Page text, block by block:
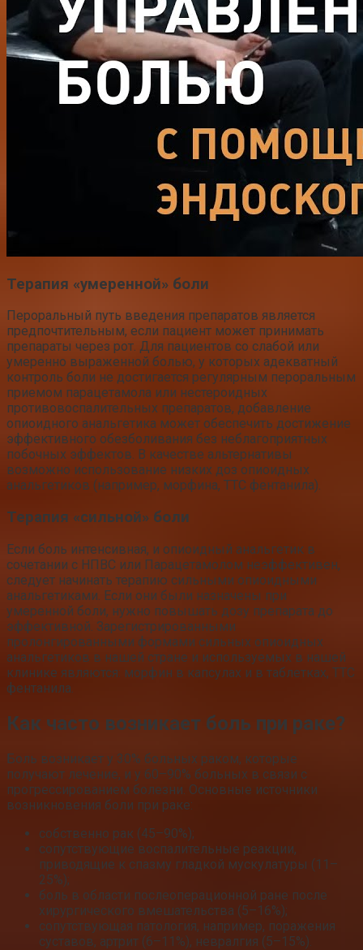
Терапия «умеренной» боли
Пероральный путь введения препаратов является
предпочтительным, если пациент может принимать
препараты через рот. Для пациентов со слабой или
умеренно выраженной болью, у которых адекватный
контроль боли не достигается регулярным пероральным
приемом парацетамола или нестероидных
противовоспалительных препаратов, добавление
опиоидного анальгетика может обеспечить достижение
эффективного обезболивания без неблагоприятных
побочных эффектов. В качестве альтернативы
возможно использование низких доз опиоидных
анальгетиков (например, морфина, ТТС фентанила).
Терапия «сильной» боли
Если боль интенсивная, и опиоидный анальгетик в
сочетании с НПВС или Парацетамолом неэффективен,
следует начинать терапию сильными опиоидными
анальгетиками. Если они были назначены при
умеренной боли, нужно повышать дозу препарата до
эффективной. Зарегистрированными
пролонгированными формами сильных опиоидных
анальгетиков в нашей стране и используемых в нашей
клинике являются: морфин в капсулах и в таблетках, ТТС
фентанила.
Как часто возникает боль при раке?
Боль возникает у 30% больных раком, которые
получают лечение, и у 60–90% больных в связи с
прогрессированием болезни. Основные источники
возникновения боли при раке:
собственно рак (45–90%);
сопутствующие воспалительные реакции,
приводящие к спазму гладкой мускулатуры (11–
25%);
боль в области послеоперационной ране после
хирургического вмешательства (5–16%);
сопутствующая патология, например, поражения
суставов, артрит (6–11%), невралгия (5–15%).